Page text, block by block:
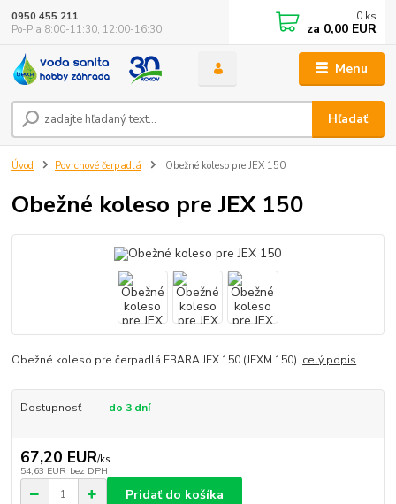
Menu
Hľadať
0950 455 211
Po-Pia 8:00-11:30, 12:00-16:30
0 ks
za 0,00 EUR
Úvod Povrchové čerpadlá Obežné koleso pre JEX 150
Obežné koleso pre JEX 150
Obežné koleso pre čerpadlá EBARA JEX 150 (JEXM 150). celý popis
Dostupnosť do 3 dní
67,20 EUR/ks
54,63 EUR bez DPH
Pridať do košíka